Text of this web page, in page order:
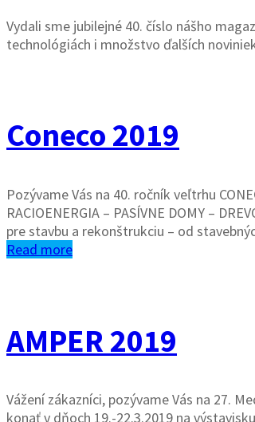
Vydali sme jubilejné 40. číslo nášho
technológiách i množstvo ďalších
Coneco 2019
Pozývame Vás na 40. ročník veľtrhu
RACIOENERGIA – PASÍVNE DOMY –
pre stavbu a rekonštrukciu – od
Read more
AMPER 2019
Vážení zákazníci, pozývame Vás na 27.
konať v dňoch 19.-22.3.2019 na